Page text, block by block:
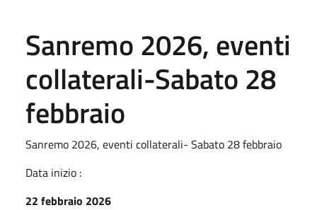
Sanremo 2026, eventi
collaterali-Sabato 28
febbraio
Sanremo 2026, eventi collaterali- Sabato 28 febbraio
Data inizio :
22 febbraio 2026